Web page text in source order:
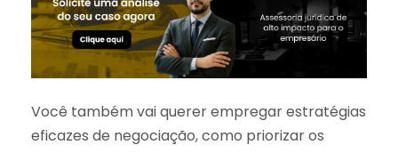
Você também vai querer empregar estratégias
eficazes de negociação, como priorizar os